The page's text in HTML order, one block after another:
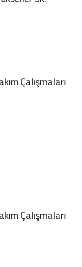
Çalışmaları
Çalışmaları